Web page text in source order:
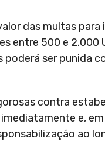
das multas
entre 500 e 2.000
ser punida
contra
e,
ao